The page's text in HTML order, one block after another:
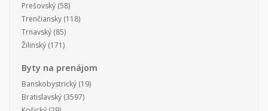
Prešovský (58)
Trenčiansky (118)
Trnavský (85)
Žilinský (171)
Byty na prenájom
Banskobystrický (19)
Bratislavský (3597)